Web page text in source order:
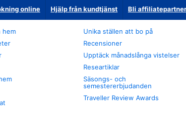
online Hjälp från kundtjänst Bli affiliatepartner
hem
Unika ställen att bo på
Recensioner
Upptäck månadslånga vistelser
Researtiklar
Säsongs- och
semestererbjudanden
Traveller Review Awards